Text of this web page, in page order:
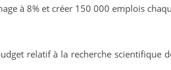
à 8% et créer 150 000 emplois
relatif à la recherche scientifique